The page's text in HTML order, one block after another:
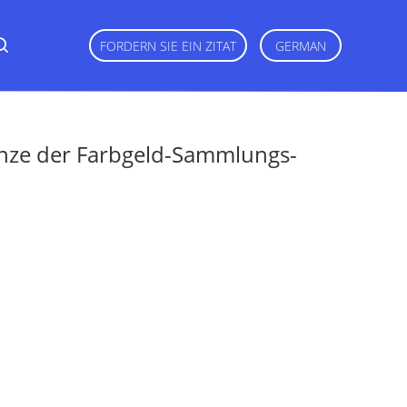
FORDERN SIE EIN ZITAT GERMAN
der Farbgeld-Sammlungs-